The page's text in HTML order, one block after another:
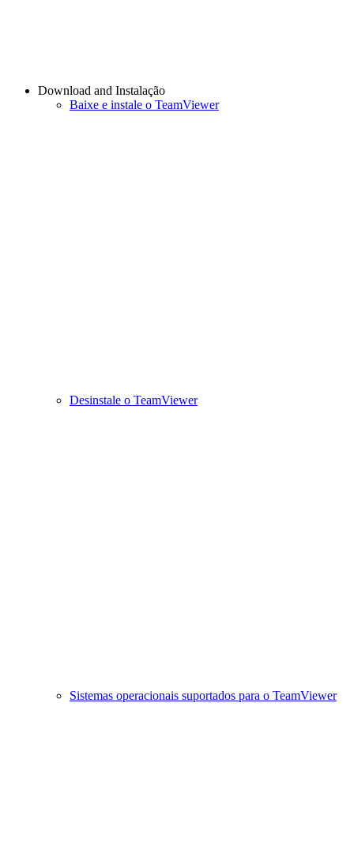
Download and Instalação
Baixe e instale o TeamViewer
Desinstale o TeamViewer
Sistemas operacionais suportados para o TeamViewer